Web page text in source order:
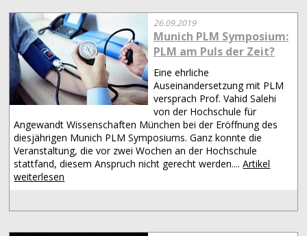
26.09.2019
Munich PLM Symposium:
PLM am Puls der Zeit?
Eine ehrliche
Auseinandersetzung mit PLM
versprach Prof. Vahid Salehi
von der Hochschule für
Angewandt Wissenschaften München bei der Eröffnung des
diesjährigen Munich PLM Symposiums. Ganz konnte die
Veranstaltung, die vor zwei Wochen an der Hochschule
stattfand, diesem Anspruch nicht gerecht werden....Artikel
weiterlesen